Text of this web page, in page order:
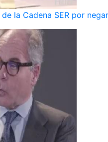
la Cadena SER por